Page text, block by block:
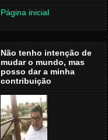
Página inicial
Não tenho intenção de
mudar o mundo, mas
posso dar a minha
contribuição